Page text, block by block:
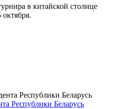
в китайской столице
Республики Беларусь